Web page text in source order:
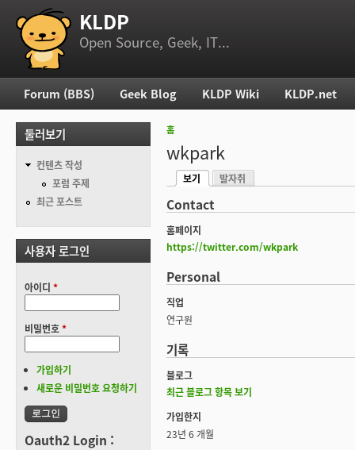
부 메뉴 KLDP
Open Source, Geek, IT...
현재 위치
홈
wkpark
기본탭
보기
발자취
Contact
홈페이지
https://twitter.com/wkpark
Personal
직업
연구원
기록
블로그
최근 블로그 항목 보기
가입한지
23년 6 개월
주 메뉴
Forum (BBS) Geek Blog KLDP Wiki KLDP.net
둘러보기
컨텐츠 작성
포럼 주제
최근 포스트
사용자 로그인
아이디 *
비밀번호*
가입하기
새로운 비밀번호 요청하기
Oauth2 Login :